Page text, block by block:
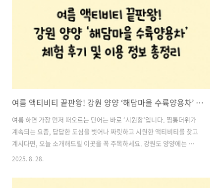
번 여름엔 꼭 한 번 방문해 보세요. 목차1. 원앙폭포 – 숲속에 숨은 비밀
계곡에서 스노클링 2. 코난해변 – 동화 속 풍경 같은 에메랄드빛..
여름 액티비티 끝판왕! 강원 양양 ‘해담마을 수륙양용차’ 체험 후기 및 이용 정보 총정리
여름 하면 가장 먼저 떠오르는 단어는 바로 ‘시원함’입니다. 찜통더위가
계속되는 요즘, 답답한 도심을 벗어나 짜릿하고 시원한 액티비티를 찾고
계시다면, 오늘 소개해드릴 이곳을 꼭 주목하세요. 강원도 양양에는 물과
산, 자갈길을 달리며 온몸으로 자연을 느낄 수 있는 독특한 레저 체험장
수상레저를 넘어, 오프로드 버기카와 수륙양용차, 활쏘기, 카약까지 다
2025. 8. 28.